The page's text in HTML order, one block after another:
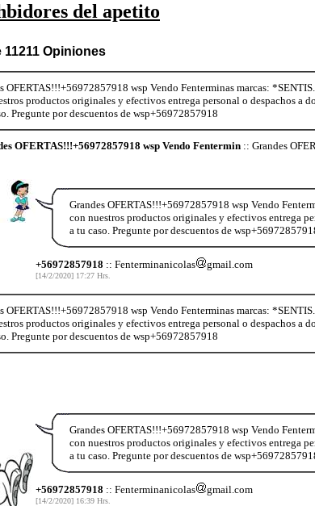
del apetito
11211 Opiniones
OFERTAS!!!+56972857918 wsp Vendo Fenterminas marcas:
productos originales y efectivos entrega personal o despachos
Pregunte por descuentos de wsp+56972857918
OFERTAS!!!+56972857918 wsp Vendo Fentermin:: Grandes
Grandes OFERTAS!!!+56972857918 wsp Vendo
con nuestros productos originales y efectivos entrega
a tu caso. Pregunte por descuentos de
+56972857918 :: Fenterminanicolas gmail.com
[14/2/2020] 17:27 Hrs.
OFERTAS!!!+56972857918 wsp Vendo Fenterminas marcas:
productos originales y efectivos entrega personal o despachos
Pregunte por descuentos de wsp+56972857918
Grandes OFERTAS!!!+56972857918 wsp Vendo
con nuestros productos originales y efectivos entrega
a tu caso. Pregunte por descuentos de
+56972857918 :: Fenterminanicolas gmail.com
[14/2/2020] 16:39 Hrs.